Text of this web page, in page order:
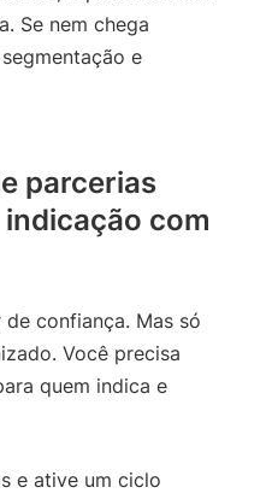
Se nem chega
e
parcerias
com
confiança. Mas só
Você precisa
quem indica e
e ative um ciclo